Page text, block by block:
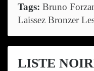
Tags: Bruno
Laissez Bronzer
LISTE